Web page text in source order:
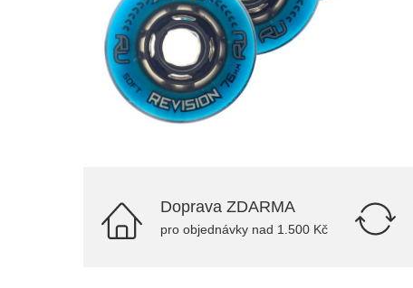
Doprava ZDARMA
pro objednávky nad 1.500 Kč